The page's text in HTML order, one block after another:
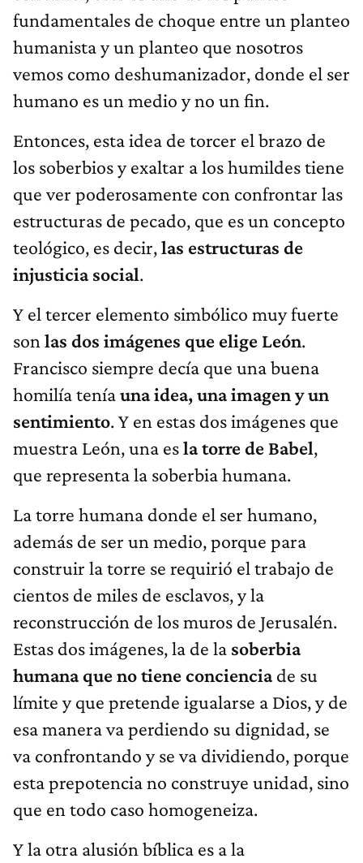
fundamentales de choque entre un planteo
humanista y un planteo que nosotros
vemos como deshumanizador, donde el ser
humano es un medio y no un fin.
Entonces, esta idea de torcer el brazo de
los soberbios y exaltar a los humildes tiene
que ver poderosamente con confrontar las
estructuras de pecado, que es un concepto
teológico, es decir,las estructuras de
injusticia social.
Y el tercer elemento simbólico muy fuerte
son las dos imágenes que elige León.
Francisco siempre decía que una buena
homilía teníauna idea, una imagen y un
sentimiento. Y en estas dos imágenes que
muestra León, una esla torre de Babel,
que representa la soberbia humana.
La torre humana donde el ser humano,
además de ser un medio, porque para
construir la torre se requirió el trabajo de
cientos de miles de esclavos, y la
reconstrucción de los muros de Jerusalén.
Estas dos imágenes, la de la soberbia
humana que no tiene concienciade su
límite y que pretende igualarse a Dios, y de
esa manera va perdiendo su dignidad, se
va confrontando y se va dividiendo, porque
esta prepotencia no construye unidad, sino
que en todo caso homogeneiza.
Y la otra alusión bíblica es a la